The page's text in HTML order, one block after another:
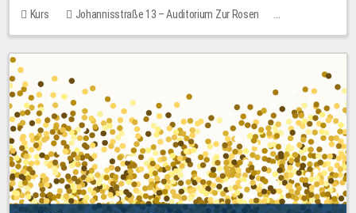
Kurs
Johannisstraße 13 – Auditorium Zur Rosen
Keine freien Plätze
30,00 EUR